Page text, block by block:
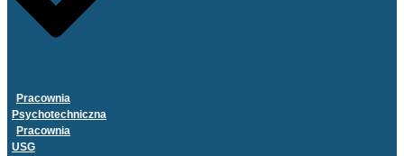
Pracownia
Psychotechniczna
Pracownia
USG